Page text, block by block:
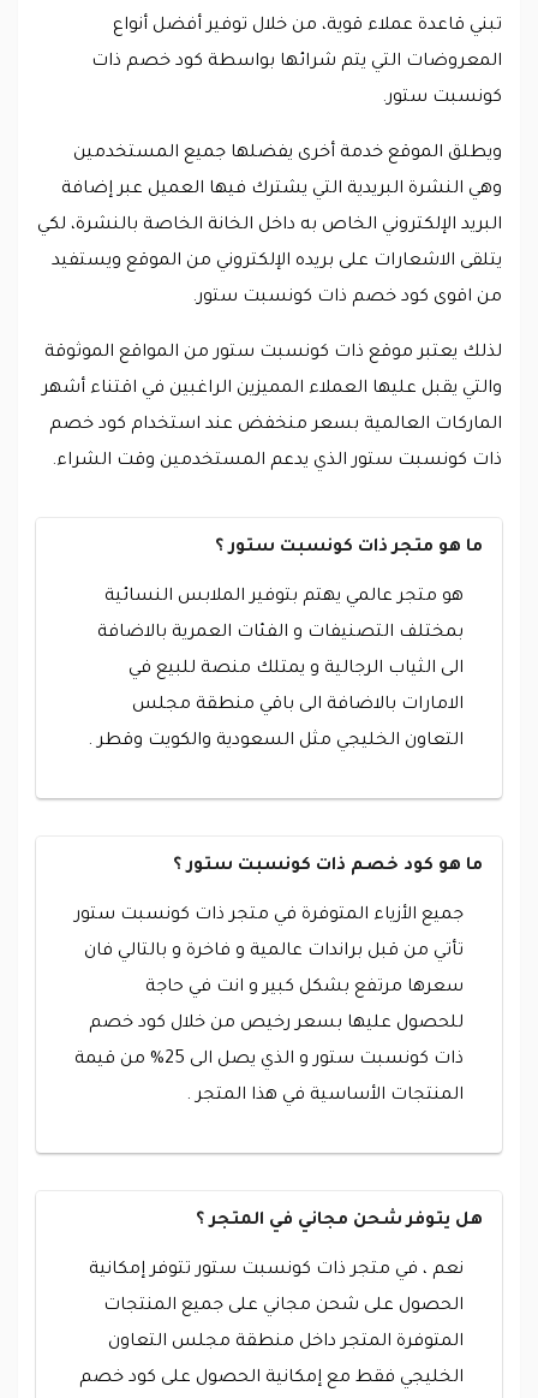
تبني قاعدة عملاء قوية، من خلال توفير أفضل أنواع
المعروضات التي يتم شرائها بواسطة كود خصم ذات
كونسبت ستور.
ويطلق الموقع خدمة أخرى يفضلها جميع المستخدمين
وهي النشرة البريدية التي يشترك فيها العميل عبر إضافة
البريد الإلكتروني الخاص به داخل الخانة الخاصة بالنشرة، لكي
يتلقى الاشعارات على بريده الإلكتروني من الموقع ويستفيد
من اقوى كود خصم ذات كونسبت ستور.
لذلك يعتبر موقع ذات كونسبت ستور من المواقع الموثوقة
والتي يقبل عليها العملاء المميزين الراغبين في اقتناء أشهر
الماركات العالمية بسعر منخفض عند استخدام كود خصم
ذات كونسبت ستور الذي يدعم المستخدمين وقت الشراء.
ما هو متجر ذات كونسبت ستور ؟
هو متجر عالمي يهتم بتوفير الملابس النسائية
بمختلف التصنيفات و الفئات العمرية بالاضافة
الى الثياب الرجالية و يمتلك منصة للبيع في
الامارات بالاضافة الى باقي منطقة مجلس
التعاون الخليجي مثل السعودية والكويت وقطر .
ما هو كود خصم ذات كونسبت ستور ؟
جميع الأزياء المتوفرة في متجر ذات كونسبت ستور
تأتي من قبل براندات عالمية و فاخرة و بالتالي فان
سعرها مرتفع بشكل كبير و انت في حاجة
للحصول عليها بسعر رخيص من خلال كود خصم
ذات كونسبت ستور و الذي يصل الى 25% من قيمة
المنتجات الأساسية في هذا المتجر .
هل يتوفر شحن مجاني في المتجر ؟
نعم ، في متجر ذات كونسبت ستور تتوفر إمكانية
الحصول على شحن مجاني على جميع المنتجات
المتوفرة المتجر داخل منطقة مجلس التعاون
الخليجي فقط مع إمكانية الحصول على كود خصم